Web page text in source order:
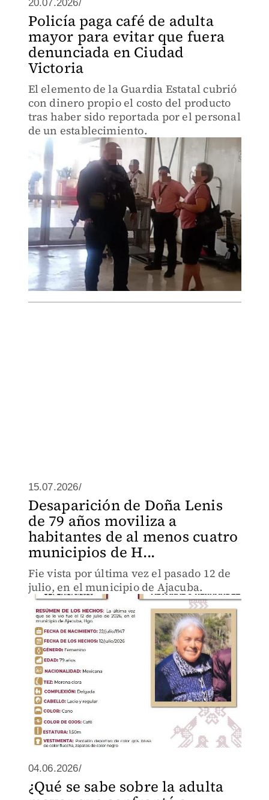
20.07.2026/
Policía paga café de adulta
mayor para evitar que fuera
denunciada en Ciudad
Victoria
El elemento de la Guardia Estatal cubrió
con dinero propio el costo del producto
tras haber sido reportada por el personal
de un establecimiento.
15.07.2026/
Desaparición de Doña Lenis
de 79 años moviliza a
habitantes de al menos cuatro
municipios de H...
Fie vista por última vez el pasado 12 de
julio, en el municipio de Ajacuba.
04.06.2026/
¿Qué se sabe sobre la adulta